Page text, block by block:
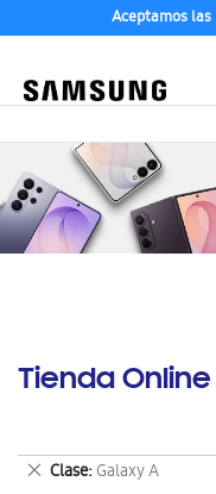
Aceptamos
Tienda Online
Clase Galaxy A
Eliminar